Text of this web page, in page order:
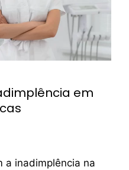
em
a inadimplência na